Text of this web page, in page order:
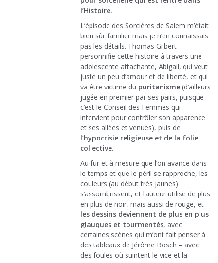
l’Histoire.
L’épisode des Sorcières de Salem m’était
bien sûr familier mais je n’en connaissais
pas les détails. Thomas Gilbert
personnifie cette histoire à travers une
adolescente attachante, Abigail, qui veut
juste un peu d’amour et de liberté, et qui
va être victime du puritanisme (d’ailleurs
jugée en premier par ses pairs, puisque
c’est le Conseil des Femmes qui
intervient pour contrôler son apparence
et ses allées et venues), puis de
l’hypocrisie religieuse et de la folie
collective.
Au fur et à mesure que l’on avance dans
le temps et que le péril se rapproche, les
couleurs (au début très jaunes)
s’assombrissent, et l’auteur utilise de plus
en plus de noir, mais aussi de rouge, et
les dessins deviennent de plus en plus
glauques et tourmentés, avec
certaines scènes qui m’ont fait penser à
des tableaux de Jérôme Bosch – avec
des foules où suintent le vice et la